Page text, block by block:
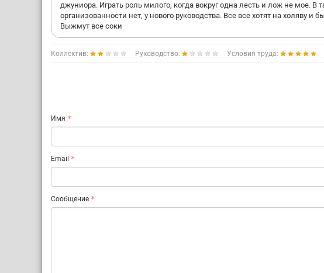
джуниора. Играть роль милого, когда вокруг одна лесть и лож не мое. В
организованности нет, у нового руководства. Все все хотят на холяву
Выжмут все соки
Коллектив: Руководство: Условия труда:
Имя
Email
Сообщение